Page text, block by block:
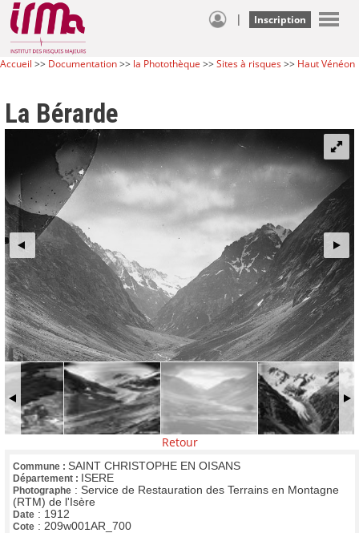
| Inscription
Accueil >> Documentation>> la Photothèque >>Sites à risques>> Haut Vénéon
La Bérarde
Retour
Commune : SAINT CHRISTOPHE EN OISANS
Département : ISERE
Photographe : Service de Restauration des Terrains en Montagne
(RTM) de l'Isère
Date : 1912
Cote : 209w001AR_700